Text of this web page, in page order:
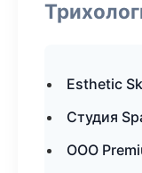
Esthetic
Студия
ООО